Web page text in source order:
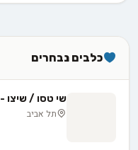
כלבים נבחרים
שי טסו / שיצו -
תל אביב